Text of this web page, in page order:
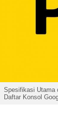
Spesifikasi Utama
Daftar Konsol